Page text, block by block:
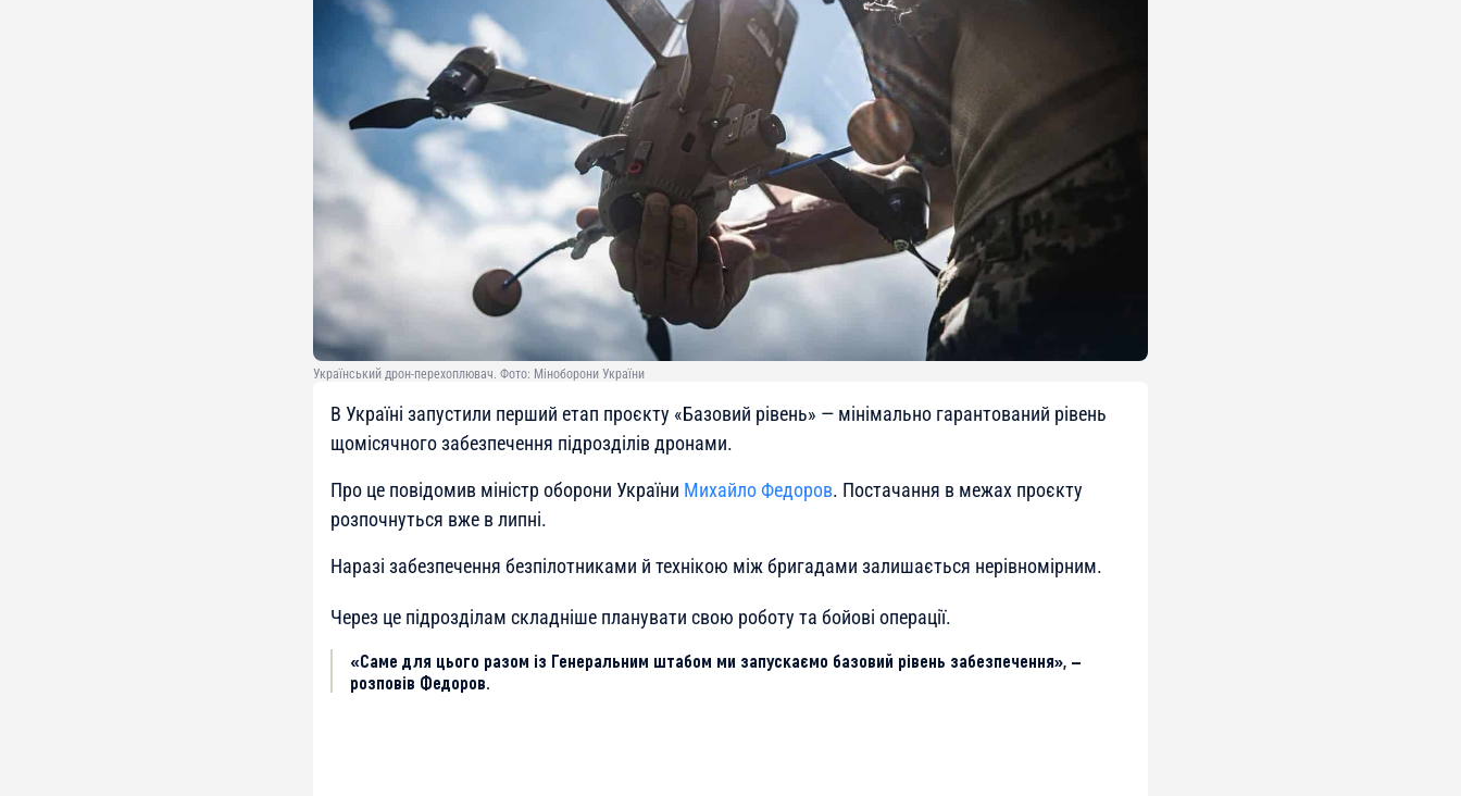
Український дрон-перехоплювач. Фото: Міноборони України
В Україні запустили перший етап проєкту «Базовий рівень» — мінімально гарантований рівень
щомісячного забезпечення підрозділів дронами.
Про це повідомив міністр оборони України Михайло Федоров. Постачання в межах проєкту
розпочнуться вже в липні.
Наразі забезпечення безпілотниками й технікою між бригадами залишається нерівномірним.
Через це підрозділам складніше планувати свою роботу та бойові операції.
«Саме для цього разом із Генеральним штабом ми запускаємо базовий рівень забезпечення», —
розповів Федоров.